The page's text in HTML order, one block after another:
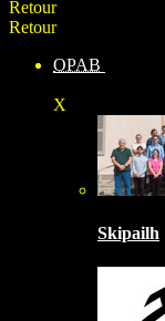
Retour
Retour
OPAB
X
Skipailh